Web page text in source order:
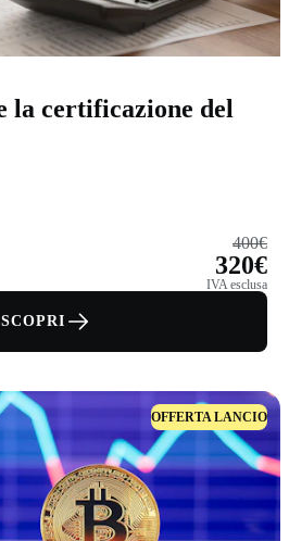
la certificazione del
400€
320€
IVA esclusa
SCOPRI
OFFERTA LANCIO